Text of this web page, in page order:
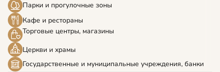
Парки и прогулочные зоны
Кафе и рестораны
Торговые центры, магазины
Церкви и храмы
Государственные и муниципальные учреждения, банки